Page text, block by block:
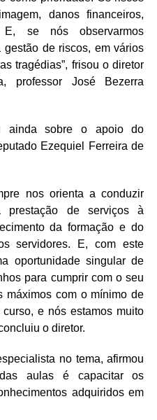
danos financeiros,
se nós observarmos
gestão de riscos, em vários
tragédias”, frisou o diretor
professor José Bezerra
ainda sobre o apoio do
Ezequiel Ferreira de
nos orienta a conduzir
prestação de serviços à
da formação e do
servidores. E, com este
oportunidade singular de
para cumprir com o seu
máximos com o mínimo de
e nós estamos muito
o diretor.
no tema, afirmou
aulas é capacitar os
adquiridos em